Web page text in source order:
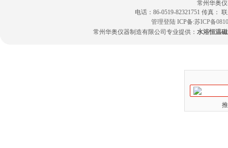
常州华奥
电话：86-0519-82321751 传真：
管理登陆 ICP备:苏ICP备
常州华奥仪器制造有限公司专业提供： 水浴恒温